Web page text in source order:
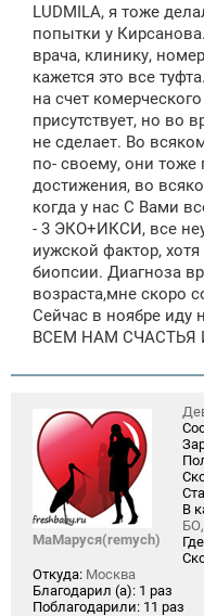
б
щ
н
и
LUDMILA, я тоже
попытки у
врача, клинику,
кажется это все
на счет
присутствует, но во
не сделает. Во
по- своему, они
достижения, во
когда у нас С Вами
- 3 ЭКО+ИКСИ, все
иужской фактор,
биопсии. Диагноза
возраста,мне скоро
Сейчас в ноябре иду
ВСЕМ НАМ СЧАСТЬЯ
МаМаруся(remyсh)
В
Откуда: Москва
Благодарил (а): 1 раз
Поблагодарили: 11 раз